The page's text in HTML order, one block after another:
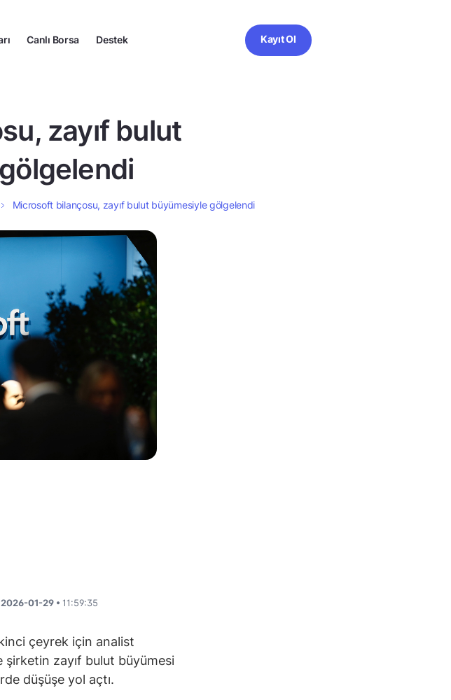
Canlı Borsa Destek Kayıt Ol
zayıf bulut
Microsoft bilançosu, zayıf bulut büyümesiyle gölgelendi
2026-01-29 • 11:59:35
çeyrek için analist
zayıf bulut büyümesi
düşüşe yol açtı.